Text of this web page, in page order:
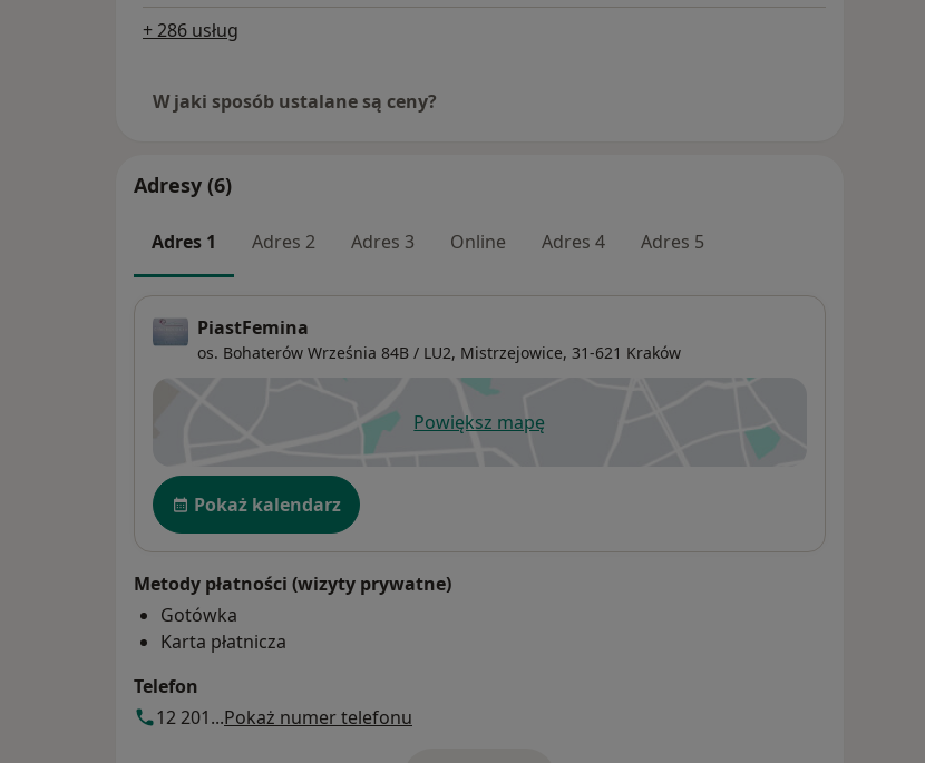
+ 286 usług
W jaki sposób ustalane są ceny?
Adresy (6)
Adres 1 Adres 2 Adres 3 Online Adres 4 Adres 5
PiastFemina
os. Bohaterów Września 84B / LU2, Mistrzejowice, 31-621 Kraków
Powiększ mapęotwiera się w nowej karcie
Dostępność
Pokaż kalendarz
Metody płatności (wizyty prywatne)
Gotówka
Karta płatnicza
Telefon
12 201...Pokaż numer telefonu